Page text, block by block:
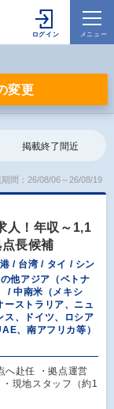
変更
掲載終了間近
間：26/08/06～26/08/19
人！年収～1,1
長候補
/ 台湾 / タイ / シン
他アジア（ベトナ
/ 中南米（メキシ
ストラリア、ニュ
ス、ドイツ、ロシア
、南アフリカ等）
へ赴任 ・拠点運営
・現地スタッフ（約1